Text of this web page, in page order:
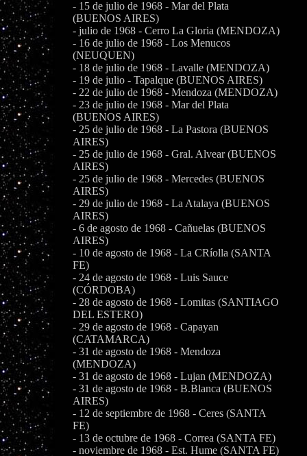
- 15 de julio de 1968 - Mar del Plata
(BUENOS AIRES)
- julio de 1968 - Cerro La Gloria (MENDOZA)
- 16 de julio de 1968 - Los Menucos
(NEUQUEN)
- 18 de julio de 1968 - Lavalle (MENDOZA)
- 19 de julio - Tapalque (BUENOS AIRES)
- 22 de julio de 1968 - Mendoza (MENDOZA)
- 23 de julio de 1968 - Mar del Plata
(BUENOS AIRES)
- 25 de julio de 1968 - La Pastora (BUENOS
AIRES)
- 25 de julio de 1968 - Gral. Alvear (BUENOS
AIRES)
- 25 de julio de 1968 - Mercedes (BUENOS
AIRES)
- 29 de julio de 1968 - La Atalaya (BUENOS
AIRES)
- 6 de agosto de 1968 - Cañuelas (BUENOS
AIRES)
- 10 de agosto de 1968 - La CRíolla (SANTA
FE)
- 24 de agosto de 1968 - Luis Sauce
(CÓRDOBA)
- 28 de agosto de 1968 - Lomitas (SANTIAGO
DEL ESTERO)
- 29 de agosto de 1968 - Capayan
(CATAMARCA)
- 31 de agosto de 1968 - Mendoza
(MENDOZA)
- 31 de agosto de 1968 - Lujan (MENDOZA)
- 31 de agosto de 1968 - B.Blanca (BUENOS
AIRES)
- 12 de septiembre de 1968 - Ceres (SANTA
FE)
- 13 de octubre de 1968 - Correa (SANTA FE)
- noviembre de 1968 - Est. Hume (SANTA FE)